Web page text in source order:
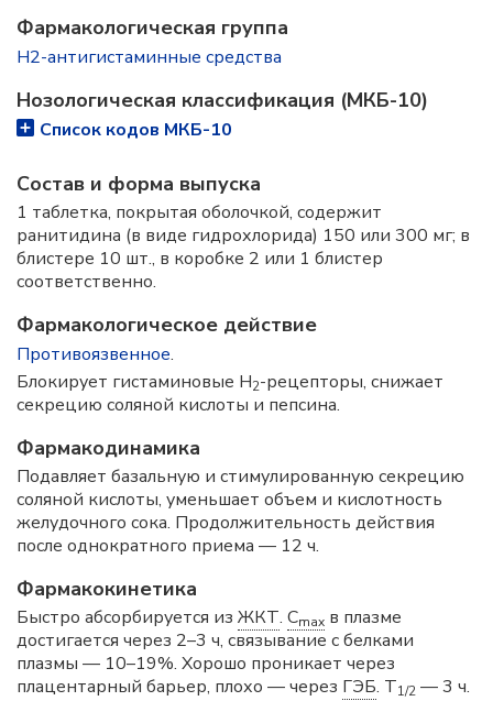
Фармакологическая группа
H2-антигистаминные средства
Нозологическая классификация (МКБ-10)
Список кодов МКБ-10
Состав и форма выпускa
1 таблетка, покрытая оболочкой, содержит
ранитидина (в виде гидрохлорида) 150 или 300 мг; в
блистере 10 шт., в коробке 2 или 1 блистер
соответственно.
Фармакологическое действие
Противоязвенное.
Блокирует гистаминовые H2-рецепторы, снижает
секрецию соляной кислоты и пепсина.
Фармакодинамика
Подавляет базальную и стимулированную секрецию
соляной кислоты, уменьшает объем и кислотность
желудочного сока. Продолжительность действия
после однократного приема — 12 ч.
Фармакокинетика
Быстро абсорбируется из ЖКТ. Cmax в плазме
достигается через 2–3 ч, связывание с белками
плазмы — 10–19%. Хорошо проникает через
плацентарный барьер, плохо — через ГЭБ. T1/2 — 3 ч.